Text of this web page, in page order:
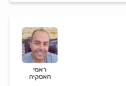
ראמי
חאסקיה